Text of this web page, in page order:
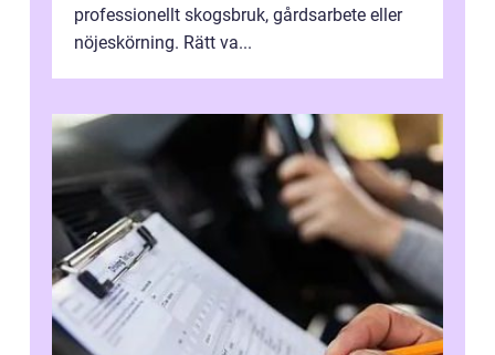
professionellt skogsbruk, gårdsarbete eller
nöjeskörning. Rätt va...